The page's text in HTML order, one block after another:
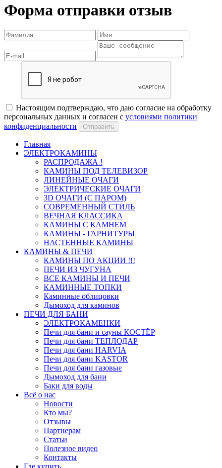
Форма отправки отзыв
Настоящим подтверждаю, что даю согласие на обработку
персональных данных и согласен с условиями политики
конфиденциальности
Отправить
Главная
ЭЛЕКТРОКАМИНЫ
РАСПРОДАЖА !
КАМИНЫ ПОД ТЕЛЕВИЗОР
ЛИНЕЙНЫЕ ОЧАГИ
ЭЛЕКТРИЧЕСКИЕ ОЧАГИ
3D ОЧАГИ (С ПАРОМ)
СОВРЕМЕННЫЙ СТИЛЬ
ВЕЧНАЯ КЛАССИКА
КАМИНЫ С КАМНЕМ
КАМИНЫ - ГАРНИТУРЫ
НАСТЕННЫЕ КАМИНЫ
КАМИНЫ & ПЕЧИ
КАМИНЫ ПО АКЦИИ !!!
ПЕЧИ ИЗ ЧУГУНА
ВСЕ КАМИНЫ И ПЕЧИ
КАМИННЫЕ ТОПКИ
Каминные облицовки
Дымоход для каминов
ПЕЧИ ДЛЯ БАНИ
ЭЛЕКТРОКАМЕНКИ
Печи для бани и сауны КОСТЁР
Печи для бани ТЕПЛОДАР
Печи для бани HARVIA
Печи для бани KASTOR
Печи для бани газовые
Дымоход для бани
Баки для воды
Всё о нас
Новости
Кто мы?
Отзывы
Партнерам
Статьи
Полезное видео
Контакты